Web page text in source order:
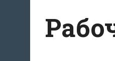
содержимому